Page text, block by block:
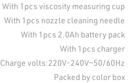
With 1pcs viscosity measuring cup
With 1pcs nozzle cleaning needle
With 1pcs 2.0Ah battery pack
With 1pcs charger
Charge volts:220V-240V~50/60Hz
Packed by color box